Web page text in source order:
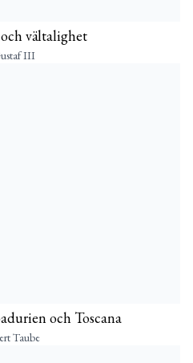
vältalighet
III
och Toscana
Taube